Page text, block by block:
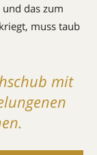
und das zum
muss taub
mit